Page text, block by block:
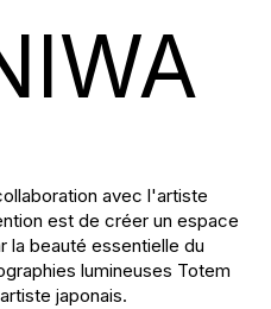
avec l'artiste
est de créer un espace
la beauté essentielle du
lumineuses Totem
japonais.